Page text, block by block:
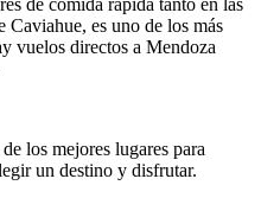
Caviahue, es uno de los más
vuelos directos a Mendoza
los mejores lugares para
un destino y disfrutar.